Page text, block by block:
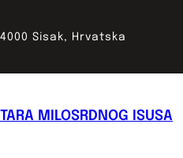
Sisak, Hrvatska
MILOSRDNOG ISUSA